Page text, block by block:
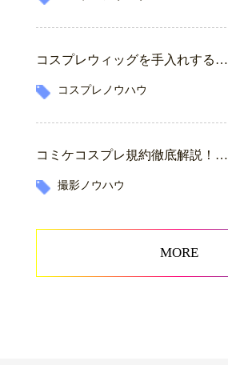
コスプレウィッグを手入れする…
コスプレノウハウ
コミケコスプレ規約徹底解説！…
撮影ノウハウ
MORE